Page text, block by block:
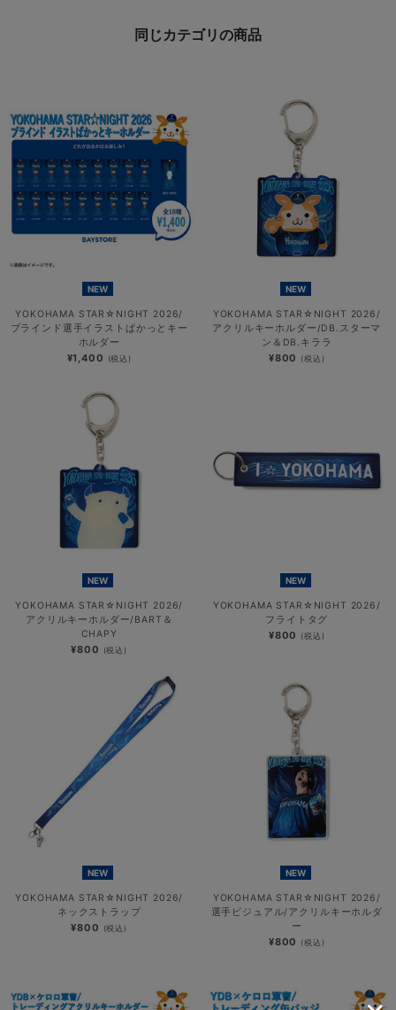
同じカテゴリの商品
NEW
YOKOHAMA STAR☆NIGHT 2026/
ブラインド選手イラストぱかっとキー
ホルダー
¥1,400 (税込)
NEW
YOKOHAMA STAR☆NIGHT 2026/
アクリルキーホルダー/DB.スターマ
ン＆DB.キララ
¥800 (税込)
NEW
YOKOHAMA STAR☆NIGHT 2026/
アクリルキーホルダー/BART＆
CHAPY
¥800 (税込)
NEW
YOKOHAMA STAR☆NIGHT 2026/
フライトタグ
¥800 (税込)
NEW
YOKOHAMA STAR☆NIGHT 2026/
ネックストラップ
¥800 (税込)
NEW
YOKOHAMA STAR☆NIGHT 2026/
選手ビジュアル/アクリルキーホルダ
ー
¥800 (税込)